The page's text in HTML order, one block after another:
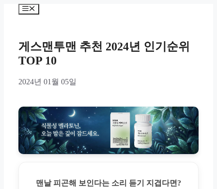
Menu
게스맨투맨 추천 2024년 인기순위
TOP 10
2024년 01월 05일
맨날 피곤해 보인다는 소리 듣기 지겹다면?